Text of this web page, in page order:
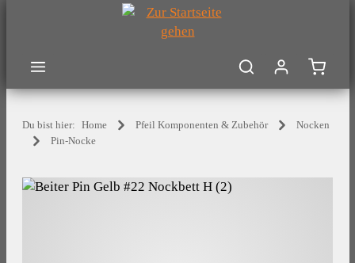
Zum Hauptinhalt springen
Du bist hier: Home Pfeil Komponenten & Zubehör
Nocken
Pin-Nocke
Bildergalerie überspringen